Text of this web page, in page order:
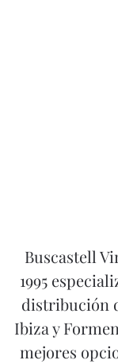
Buscastell
1995
distribución
Ibiza y
mejores